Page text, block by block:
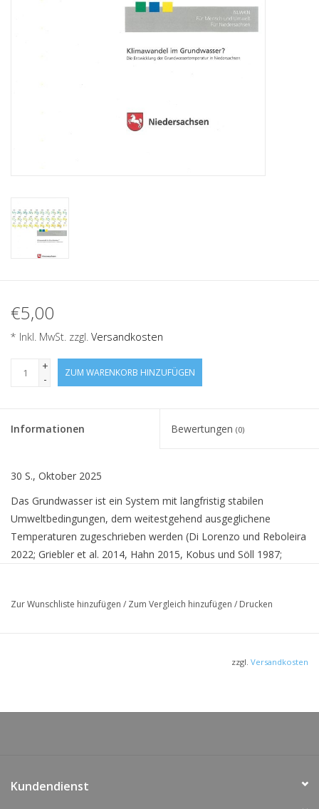
€5,00
* Inkl. MwSt. zzgl. Versandkosten
+
-
ZUM WARENKORB HINZUFÜGEN
Informationen Bewertungen (0)
30 S., Oktober 2025
Das Grundwasser ist ein System mit langfristig stabilen
Umweltbedingungen, dem weitestgehend ausgeglichene
Temperaturen zugeschrieben werden (Di Lorenzo und Reboleira
2022; Griebler et al. 2014, Hahn 2015, Kobus und Söll 1987;
1°C in Deutschland (Griebler et al. 2014; Kobus und Söll 1987).
Zur Wunschliste hinzufügen / Zum Vergleich hinzufügen / Drucken
zzgl. Versandkosten
Kundendienst